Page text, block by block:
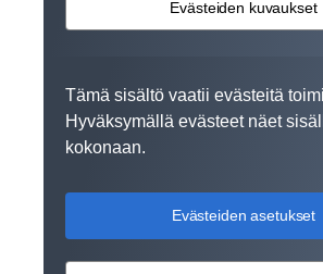
Evästeiden kuvaukset
Tämä sisältö vaatii evästeitä
Hyväksymällä evästeet näet
kokonaan.
Evästeiden asetukset